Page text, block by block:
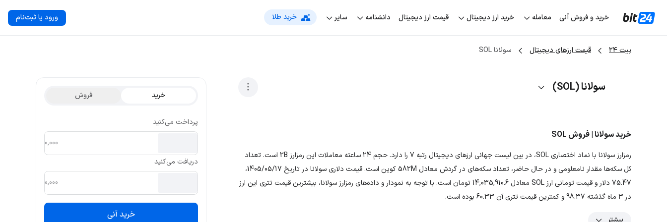
خرید و فروش آنی معامله خرید ارز دیجیتال قیمت‌ ارز دیجیتال دانشنامه سایر خرید طلا ورود یا ثبت‌نام
بیت ۲۴ قیمت ارزهای دیجیتال سولانا SOL
سولانا (SOL)
خرید سولانا | فروش SOL
رمزارز سولانا با نماد اختصاری SOL، در بین لیست جهانی ارزهای دیجیتال رتبه 7 را دارد. حجم 24 ساعته معاملات این رمزارز 2B است. تعداد
کل سکه‌ها مقدار نامعلومی و در حال حاضر، تعداد سکه‌های در گردش معادل 582M کوین است. قیمت دلاری سولانا در تاریخ 1405/05/17،
75.47 دلار و قیمت تومانی ارز SOL معادل 14,035,910.6 تومان است. با توجه به نمودار و داده‌های رمزارز سولانا، بیشترین قیمت تتری این ارز
در ۳ ماه گذشته 98.37 و کمترین قیمت تتری آن 60.33 بوده است.
بیشتر
خرید فروش
پرداخت می‌کنید
دریافت می‌کنید
خرید آنی